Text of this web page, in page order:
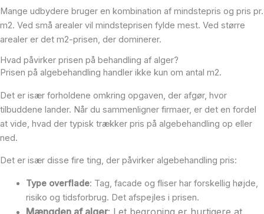
Mange udbydere bruger en kombination af mindstepris og pris pr.
m2. Ved små arealer vil mindsteprisen fylde mest. Ved større
arealer er det m2-prisen, der dominerer.
Hvad påvirker prisen på behandling af alger?
Prisen på algebehandling handler ikke kun om antal m2.
Det er især forholdene omkring opgaven, der afgør, hvor
tilbuddene lander. Når du sammenligner firmaer, er det en fordel
at vide, hvad der typisk trækker pris på algebehandling op eller
ned.
Det er især disse fire ting, der påvirker algebehandling pris:
Type overflade: Tag, facade og fliser har forskellig højde,
risiko og tidsforbrug. Det afspejles i prisen.
Mængden af alger: Let begroning er hurtigere at